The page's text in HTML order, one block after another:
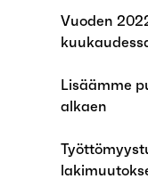
Vuoden
Lisäämme
alkaen